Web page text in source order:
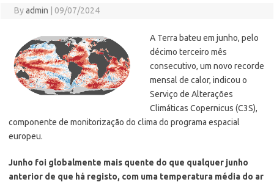
Byadmin 09/07/2024
A Terra bateu em junho, pelo
décimo terceiro mês
consecutivo, um novo recorde
mensal de calor, indicou o
Serviço de Alterações
Climáticas Copernicus (C3S),
componente de monitorização do clima do programa espacial
europeu.
Junho foi globalmente mais quente do que qualquer junho
anterior de que há registo, com uma temperatura média do ar